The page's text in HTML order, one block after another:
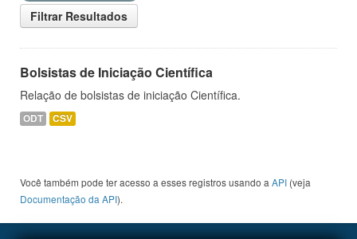
Filtrar Resultados
Bolsistas de Iniciação Científica
Relação de bolsistas de iniciação Científica.
ODT CSV
Você também pode ter acesso a esses registros usando a API (veja
Documentação da API).